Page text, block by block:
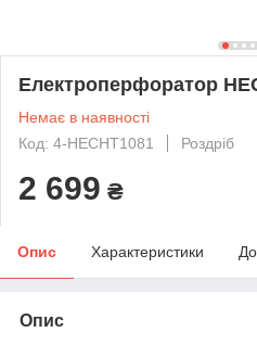
Електроперфоратор
Немає в наявності
Код: 4-HECHT1081
Роздріб
2 699 ₴
Опис Характеристики
Опис